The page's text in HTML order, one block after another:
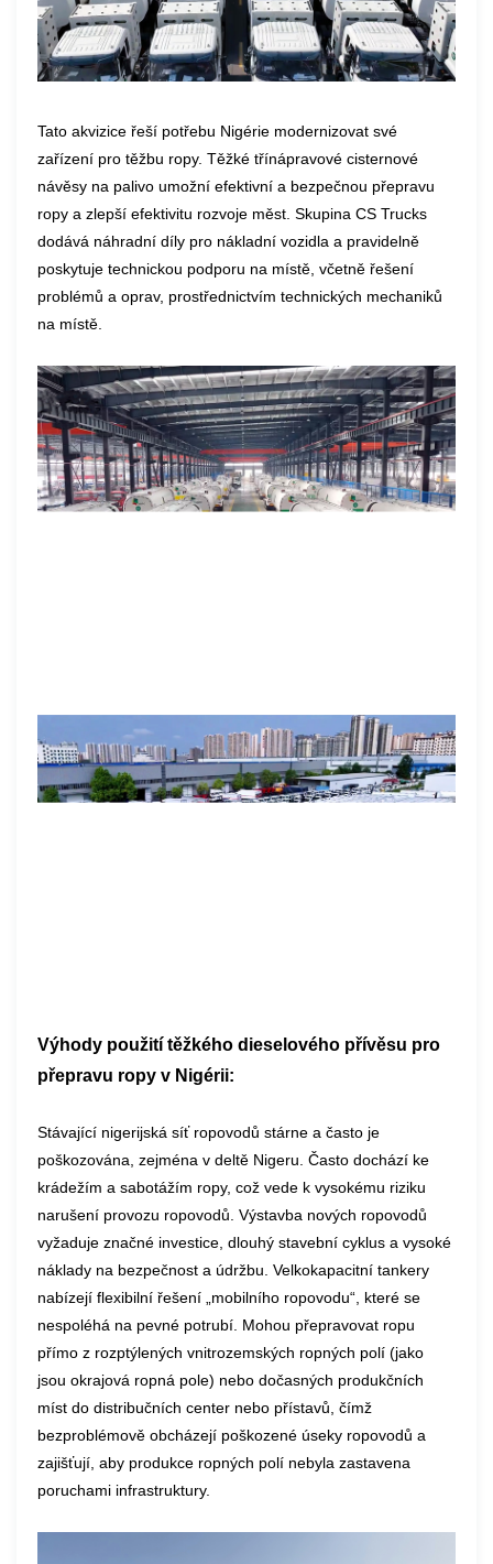
Tato akvizice řeší potřebu Nigérie modernizovat své
zařízení pro těžbu ropy. Těžké třínápravové cisternové
návěsy na palivo umožní efektivní a bezpečnou přepravu
ropy a zlepší efektivitu rozvoje měst. Skupina CS Trucks
dodává náhradní díly pro nákladní vozidla a pravidelně
poskytuje technickou podporu na místě, včetně řešení
problémů a oprav, prostřednictvím technických mechaniků
na místě.
Výhody použití těžkého dieselového přívěsu pro
přepravu ropy v Nigérii:
Stávající nigerijská síť ropovodů stárne a často je
poškozována, zejména v deltě Nigeru. Často dochází ke
krádežím a sabotážím ropy, což vede k vysokému riziku
narušení provozu ropovodů. Výstavba nových ropovodů
vyžaduje značné investice, dlouhý stavební cyklus a vysoké
náklady na bezpečnost a údržbu. Velkokapacitní tankery
nabízejí flexibilní řešení „mobilního ropovodu“, které se
nespoléhá na pevné potrubí. Mohou přepravovat ropu
přímo z rozptýlených vnitrozemských ropných polí (jako
jsou okrajová ropná pole) nebo dočasných produkčních
míst do distribučních center nebo přístavů, čímž
bezproblémově obcházejí poškozené úseky ropovodů a
zajišťují, aby produkce ropných polí nebyla zastavena
poruchami infrastruktury.